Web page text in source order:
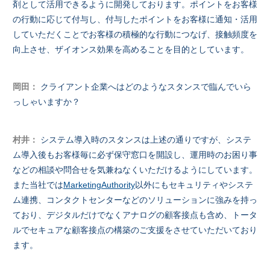
剤として活用できるように開発しております。ポイントをお客様
の行動に応じて付与し、付与したポイントをお客様に通知・活用
していただくことでお客様の積極的な行動につなげ、接触頻度を
向上させ、ザイオンス効果を高めることを目的としています。
岡田：
クライアント企業へはどのようなスタンスで臨んでいら
っしゃいますか？
村井：
システム導入時のスタンスは上述の通りですが、システ
ム導入後もお客様毎に必ず保守窓口を開設し、運用時のお困り事
などの相談や問合せを気兼ねなくいただけるようにしています。
また当社ではMarketingAuthority以外にもセキュリティやシステ
ム連携、コンタクトセンターなどのソリューションに強みを持っ
ており、デジタルだけでなくアナログの顧客接点も含め、トータ
ルでセキュアな顧客接点の構築のご支援をさせていただいており
ます。